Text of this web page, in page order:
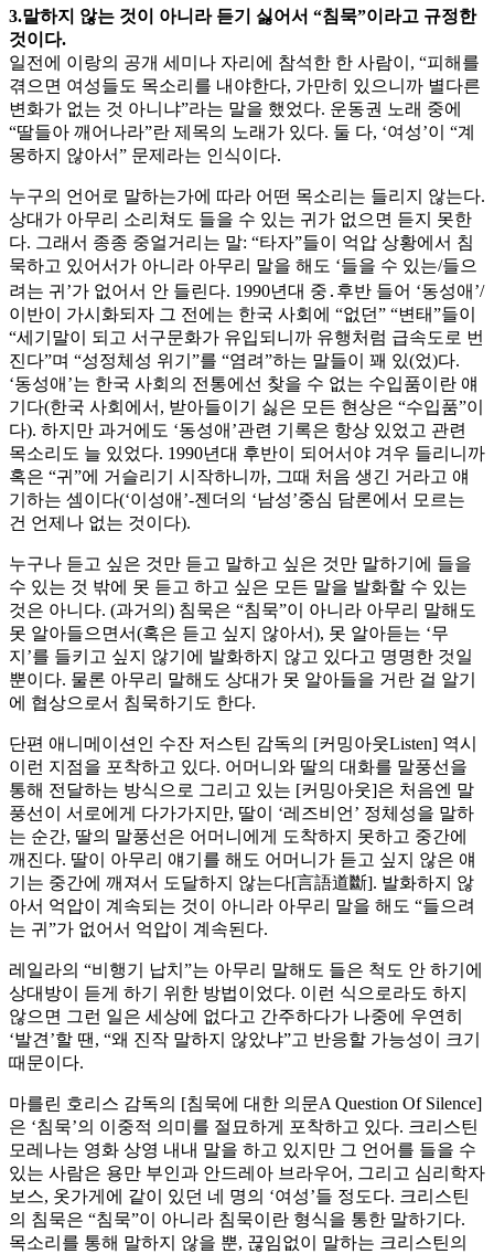
3.말하지 않는 것이 아니라 듣기 싫어서 “침묵”이라고 규정한
것이다.
일전에 이랑의 공개 세미나 자리에 참석한 한 사람이, “피해를
겪으면 여성들도 목소리를 내야한다, 가만히 있으니까 별다른
변화가 없는 것 아니냐”라는 말을 했었다. 운동권 노래 중에
“딸들아 깨어나라”란 제목의 노래가 있다. 둘 다, ‘여성’이 “계
몽하지 않아서” 문제라는 인식이다.
누구의 언어로 말하는가에 따라 어떤 목소리는 들리지 않는다.
상대가 아무리 소리쳐도 들을 수 있는 귀가 없으면 듣지 못한
다. 그래서 종종 중얼거리는 말: “타자”들이 억압 상황에서 침
묵하고 있어서가 아니라 아무리 말을 해도 ‘들을 수 있는/들으
려는 귀’가 없어서 안 들린다. 1990년대 중․후반 들어 ‘동성애’/
이반이 가시화되자 그 전에는 한국 사회에 “없던” “변태”들이
“세기말이 되고 서구문화가 유입되니까 유행처럼 급속도로 번
진다”며 “성정체성 위기”를 “염려”하는 말들이 꽤 있(었)다.
‘동성애’는 한국 사회의 전통에선 찾을 수 없는 수입품이란 얘
기다(한국 사회에서, 받아들이기 싫은 모든 현상은 “수입품”이
다). 하지만 과거에도 ‘동성애’관련 기록은 항상 있었고 관련
목소리도 늘 있었다. 1990년대 후반이 되어서야 겨우 들리니까
혹은 “귀”에 거슬리기 시작하니까, 그때 처음 생긴 거라고 얘
기하는 셈이다(‘이성애’-젠더의 ‘남성’중심 담론에서 모르는
건 언제나 없는 것이다).
누구나 듣고 싶은 것만 듣고 말하고 싶은 것만 말하기에 들을
수 있는 것 밖에 못 듣고 하고 싶은 모든 말을 발화할 수 있는
것은 아니다. (과거의) 침묵은 “침묵”이 아니라 아무리 말해도
못 알아들으면서(혹은 듣고 싶지 않아서), 못 알아듣는 ‘무
지’를 들키고 싶지 않기에 발화하지 않고 있다고 명명한 것일
뿐이다. 물론 아무리 말해도 상대가 못 알아들을 거란 걸 알기
에 협상으로서 침묵하기도 한다.
단편 애니메이션인 수잔 저스틴 감독의 [커밍아웃Listen] 역시
이런 지점을 포착하고 있다. 어머니와 딸의 대화를 말풍선을
통해 전달하는 방식으로 그리고 있는 [커밍아웃]은 처음엔 말
풍선이 서로에게 다가가지만, 딸이 ‘레즈비언’ 정체성을 말하
는 순간, 딸의 말풍선은 어머니에게 도착하지 못하고 중간에
깨진다. 딸이 아무리 얘기를 해도 어머니가 듣고 싶지 않은 얘
기는 중간에 깨져서 도달하지 않는다[言語道斷]. 발화하지 않
아서 억압이 계속되는 것이 아니라 아무리 말을 해도 “들으려
는 귀”가 없어서 억압이 계속된다.
레일라의 “비행기 납치”는 아무리 말해도 들은 척도 안 하기에
상대방이 듣게 하기 위한 방법이었다. 이런 식으로라도 하지
않으면 그런 일은 세상에 없다고 간주하다가 나중에 우연히
‘발견’할 땐, “왜 진작 말하지 않았냐”고 반응할 가능성이 크기
때문이다.
마를린 호리스 감독의 [침묵에 대한 의문A Question Of Silence]
은 ‘침묵’의 이중적 의미를 절묘하게 포착하고 있다. 크리스틴
모레나는 영화 상영 내내 말을 하고 있지만 그 언어를 들을 수
있는 사람은 용만 부인과 안드레아 브라우어, 그리고 심리학자
보스, 옷가게에 같이 있던 네 명의 ‘여성’들 정도다. 크리스틴
의 침묵은 “침묵”이 아니라 침묵이란 형식을 통한 말하기다.
목소리를 통해 말하지 않을 뿐, 끊임없이 말하는 크리스틴의